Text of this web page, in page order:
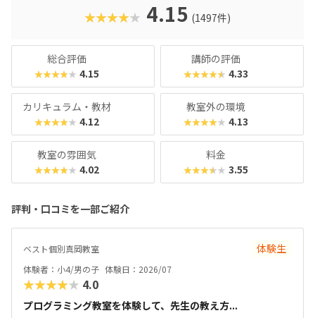
クに慣れている今の子どもでも、「安っぽい」「子どもっぽ
い」と思わず勉強に取り組めるでしょう。学習結果は通信簿
★★★★★ 4.15 (1497件)
総合評価
★★★★★ 4.15
講師の評価
★★★★★ 4.33
カリキュラム・教材
★★★★★ 4.12
教室外の環境
★★★★★ 4.13
教室の雰囲気
★★★★★ 4.02
料金
★★★★★ 3.55
評判・口コミを一部ご紹介
ベスト個別真岡教室 体験生
体験者：小4/男の子 体験日：2026/07
★★★★★ 4.0
プログラミング教室を体験して、先生の教え方...